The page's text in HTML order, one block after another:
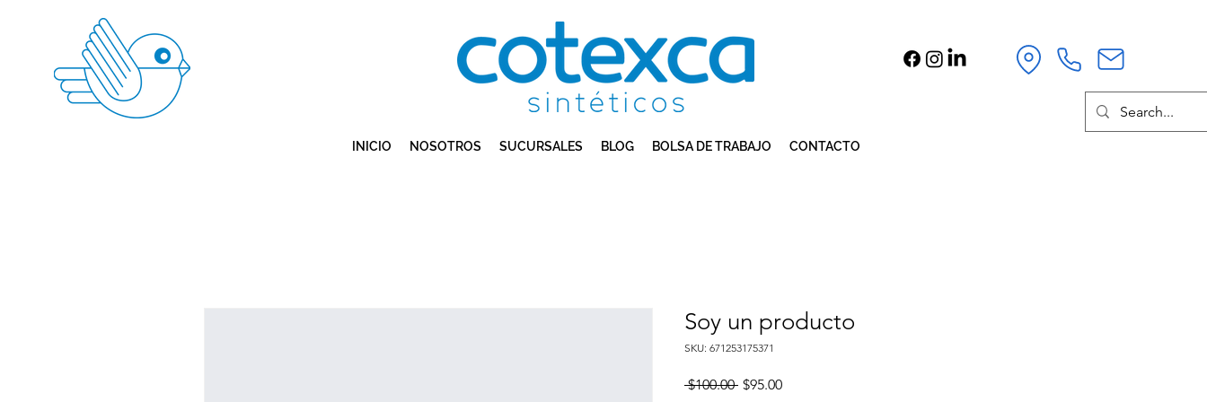
INICIO NOSOTROS SUCURSALES BLOG BOLSA DE TRABAJO CONTACTO
Soy un producto
SKU: 671253175371
$100.00 Precio
$95.00Precio